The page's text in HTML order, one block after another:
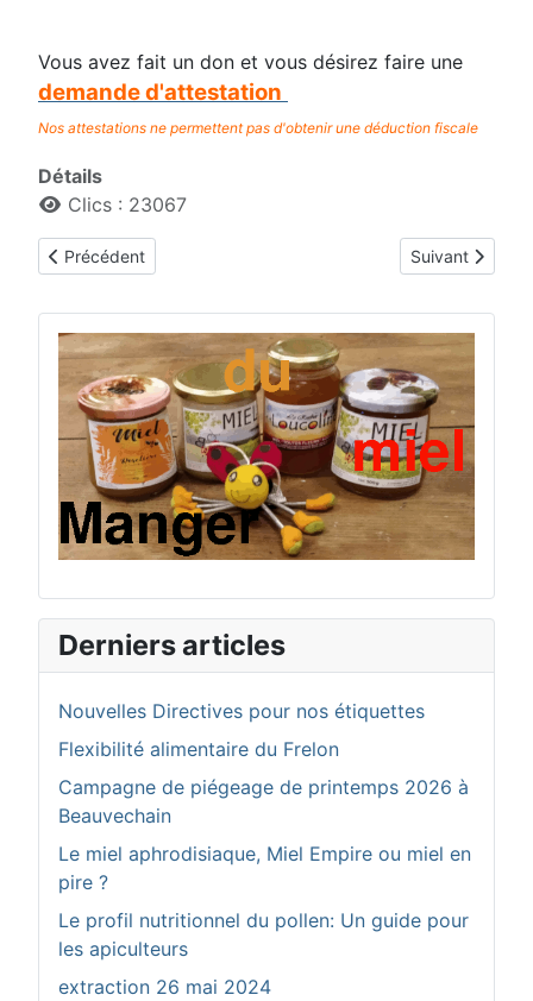
Vous avez fait un don et vous désirez faire une
demande d'attestation
Nos attestations ne permettent pas d'obtenir une déduction fiscale
Détails
Clics : 23067
Article précédent : Le comité
Précédent Article suivant
Suivant
Derniers articles
Nouvelles Directives pour nos étiquettes
Flexibilité alimentaire du Frelon
Campagne de piégeage de printemps 2026 à
Beauvechain
Le miel aphrodisiaque, Miel Empire ou miel en
pire ?
Le profil nutritionnel du pollen: Un guide pour
les apiculteurs
extraction 26 mai 2024